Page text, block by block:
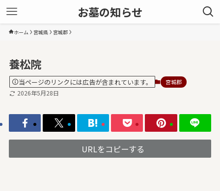
お墓の知らせ
ホーム 宮城県 宮城郡
養松院
当ページのリンクには広告が含まれています。 宮城郡
2026年5月28日
URLをコピーする